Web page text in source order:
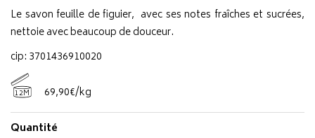
Le savon feuille de figuier, avec ses notes fraîches et sucrées,
nettoie avec beaucoup de douceur.
cip: 3701436910020
12M 69,90€/kg
Quantité